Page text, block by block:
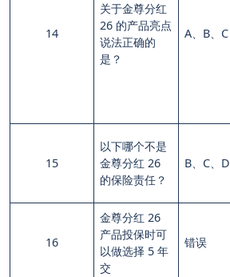
14
关于金尊分红
26 的产品亮点
说法正确的
是？
A、B、C
15
以下哪个不是
金尊分红 26
的保险责任？
B、C、D
16
金尊分红 26
产品投保时可
以做选择 5 年
交
错误